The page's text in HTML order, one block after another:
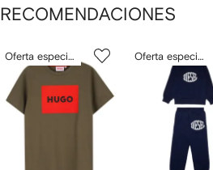
RECOMENDACIONES
de
Oferta especial
de
Oferta especial